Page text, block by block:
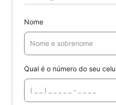
Nome
Qual é o número do seu